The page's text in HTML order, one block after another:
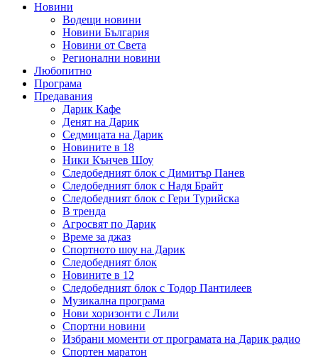
Новини
Водещи новини
Новини България
Новини от Света
Регионални новини
Любопитно
Програма
Предавания
Дарик Кафе
Денят на Дарик
Седмицата на Дарик
Новините в 18
Ники Кънчев Шоу
Следобедният блок с Димитър Панев
Следобедният блок с Надя Брайт
Следобедният блок с Гери Турийска
В тренда
Агросвят по Дарик
Време за джаз
Спортното шоу на Дарик
Следобедният блок
Новините в 12
Следобедният блок с Тодор Пантилеев
Музикална програма
Нови хоризонти с Лили
Спортни новини
Избрани моменти от програмата на Дарик радио
Спортен маратон